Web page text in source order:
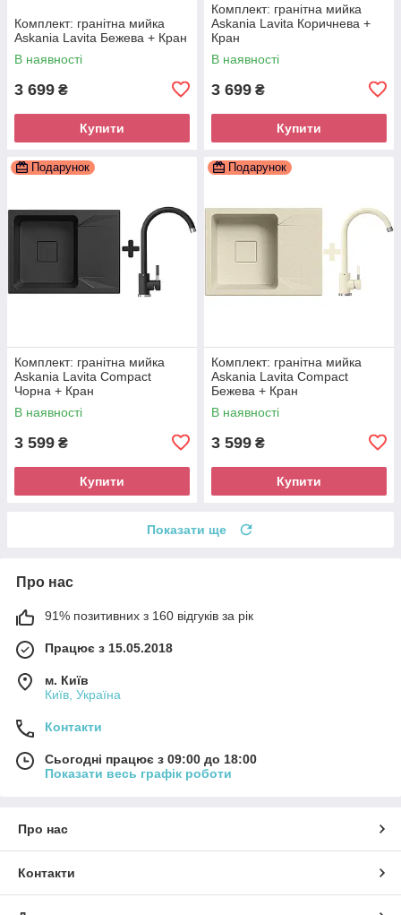
Комплект: гранітна мийка
Askania Lavita Бежева + Кран
В наявності
3 699 ₴
Купити
Комплект: гранітна мийка
Askania Lavita Коричнева +
Кран
В наявності
3 699 ₴
Купити
Подарунок
Комплект: гранітна мийка
Askania Lavita Compact
Чорна + Кран
В наявності
3 599 ₴
Купити
Подарунок
Комплект: гранітна мийка
Askania Lavita Compact
Бежева + Кран
В наявності
3 599 ₴
Купити
Показати ще
Про нас
91% позитивних з 160 відгуків за рік
Працює з 15.05.2018
м. Київ
Київ, Україна
Контакти
Сьогодні працює з 09:00 до 18:00
Показати весь графік роботи
Про нас
Контакти